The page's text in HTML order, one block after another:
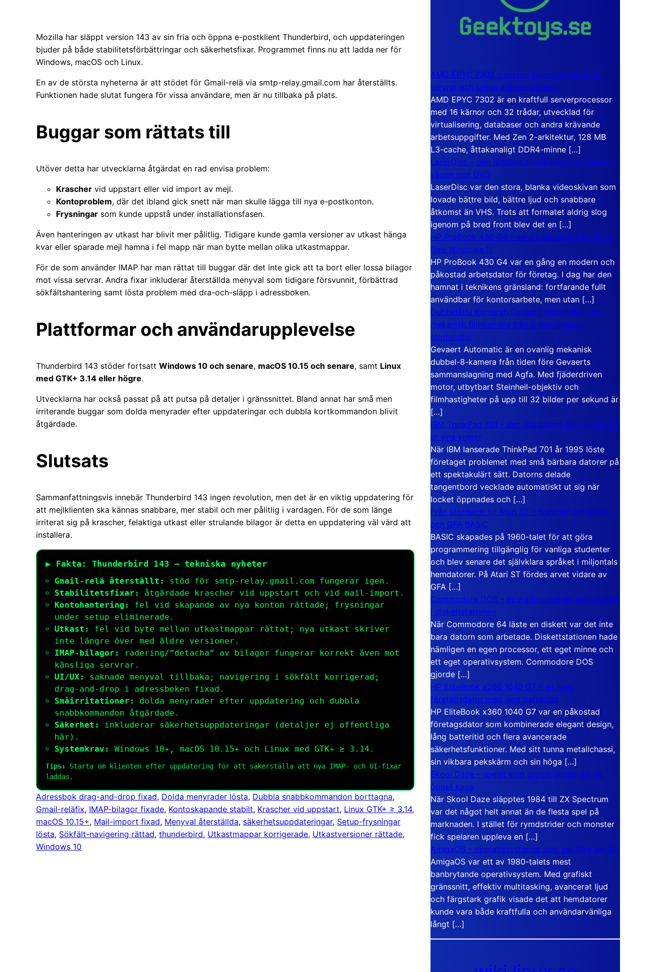
Mozilla har släppt version 143 av sin fria och öppna e-postklient Thunderbird, och uppdateringen
bjuder på både stabilitetsförbättringar och säkerhetsfixar. Programmet finns nu att ladda ner för
Windows, macOS och Linux.
En av de största nyheterna är att stödet för Gmail-relä via smtp-relay.gmail.com har återställts.
Funktionen hade slutat fungera för vissa användare, men är nu tillbaka på plats.
Buggar som rättats till
Utöver detta har utvecklarna åtgärdat en rad envisa problem:
Krascher vid uppstart eller vid import av mejl.
Kontoproblem, där det ibland gick snett när man skulle lägga till nya e-postkonton.
Frysningar som kunde uppstå under installationsfasen.
Även hanteringen av utkast har blivit mer pålitlig. Tidigare kunde gamla versioner av utkast hänga
kvar eller sparade mejl hamna i fel mapp när man bytte mellan olika utkastmappar.
För de som använder IMAP har man rättat till buggar där det inte gick att ta bort eller lossa bilagor
mot vissa servrar. Andra fixar inkluderar återställda menyval som tidigare försvunnit, förbättrad
sökfältshantering samt lösta problem med dra-och-släpp i adressboken.
Plattformar och användarupplevelse
Thunderbird 143 stöder fortsatt Windows 10 och senare, macOS 10.15 och senare, samt Linux
med GTK+ 3.14 eller högre.
Utvecklarna har också passat på att putsa på detaljer i gränssnittet. Bland annat har små men
irriterande buggar som dolda menyrader efter uppdateringar och dubbla kortkommandon blivit
åtgärdade.
Slutsats
Sammanfattningsvis innebär Thunderbird 143 ingen revolution, men det är en viktig uppdatering för
att mejlklienten ska kännas snabbare, mer stabil och mer pålitlig i vardagen. För de som länge
irriterat sig på krascher, felaktiga utkast eller strulande bilagor är detta en uppdatering väl värd att
installera.
▶ Fakta: Thunderbird 143 – tekniska nyheter
Gmail-relä återställt: stöd för smtp-relay.gmail.com fungerar igen.
Stabilitetsfixar:
åtgärdade krascher vid uppstart och vid mail-import.
Kontohantering:
fel vid skapande av nya konton rättade; frysningar
under setup eliminerade.
Utkast:
fel vid byte mellan utkastmappar rättat; nya utkast skriver
inte längre över med äldre versioner.
IMAP-bilagor:
radering/”detacha” av bilagor fungerar korrekt även mot
känsliga servrar.
UI/UX:
saknade menyval tillbaka; navigering i sökfält korrigerad;
drag-and-drop i adressboken fixad.
Småirritationer:
dolda menyrader efter uppdatering och dubbla
snabbkommandon åtgärdade.
Säkerhet:
inkluderar säkerhetsuppdateringar (detaljer ej offentliga
här).
Systemkrav:
Windows 10+, macOS 10.15+ och Linux med GTK+ ≥ 3.14.
Tips:
Starta om klienten efter uppdatering för att säkerställa att nya IMAP- och UI-fixar
laddas.
Adressbok drag-and-drop fixad, Dolda menyrader lösta, Dubbla snabbkommandon borttagna
Gmail-reläfix, IMAP-bilagor fixade, Kontoskapande stabilt, Krascher vid uppstart, Linux GTK+ ≥ 3.14
macOS 10.15+, Mail-import fixad, Menyval återställda, säkerhetsuppdateringar, Setup-frysningar
lösta, Sökfält-navigering rättad, thunderbird, Utkastmappar korrigerade, Utkastversioner rättade
Windows 10
AMD EPYC 7302 – sexton kärnor byggda för
servrar och tunga arbetsstationer
AMD EPYC 7302 är en kraftfull serverprocessor
med 16 kärnor och 32 trådar, utvecklad för
virtualisering, databaser och andra krävande
arbetsuppgifter. Med Zen 2-arkitektur, 128 MB
L3-cache, åttakanaligt DDR4-minne […]
LaserDisc – den jättelika filmskivan som visade
vägen mot DVD
LaserDisc var den stora, blanka videoskivan som
lovade bättre bild, bättre ljud och snabbare
åtkomst än VHS. Trots att formatet aldrig slog
igenom på bred front blev det en […]
HP ProBook 430 G4 – en arbetsdator från tiden
före Windows 11
HP ProBook 430 G4 var en gång en modern och
påkostad arbetsdator för företag. I dag har den
hamnat i teknikens gränsland: fortfarande fullt
användbar för kontorsarbete, men utan […]
Dubbelåtta Kameran Gevaert Automatic – en
mekanisk filmkamera från 8 mm-filmens
storhetstid
Gevaert Automatic är en ovanlig mekanisk
dubbel-8-kamera från tiden före Gevaerts
sammanslagning med Agfa. Med fjäderdriven
motor, utbytbart Steinheil-objektiv och
filmhastigheter på upp till 32 bilder per sekund är
[…]
IBM ThinkPad 701 – den lilla datorn som vecklade
ut sina vingar
När IBM lanserade ThinkPad 701 år 1995 löste
företaget problemet med små bärbara datorer på
ett spektakulärt sätt. Datorns delade
tangentbord vecklade automatiskt ut sig när
locket öppnades och […]
Från stordator till Atari ST – historien om BASIC
och GFA BASIC
BASIC skapades på 1960-talet för att göra
programmering tillgänglig för vanliga studenter
och blev senare det självklara språket i miljontals
hemdatorer. På Atari ST fördes arvet vidare av
GFA […]
Commodore DOS – operativsystemet som bodde
i diskettstationen
När Commodore 64 läste en diskett var det inte
bara datorn som arbetade. Diskettstationen hade
nämligen en egen processor, ett eget minne och
ett eget operativsystem. Commodore DOS
gjorde […]
HP EliteBook x360 1040 G7 – en lyxig
företagsdator med lång batteritid
HP EliteBook x360 1040 G7 var en påkostad
företagsdator som kombinerade elegant design,
lång batteritid och flera avancerade
säkerhetsfunktioner. Med sitt tunna metallchassi,
sin vikbara pekskärm och sin höga […]
Skool Daze – spelet som gjorde skolan till ett
öppet kaos
När Skool Daze släpptes 1984 till ZX Spectrum
var det något helt annat än de flesta spel på
marknaden. I stället för rymdstrider och monster
fick spelaren uppleva en […]
AmigaOS – operativsystemet som var före sin tid
AmigaOS var ett av 1980-talets mest
banbrytande operativsystem. Med grafiskt
gränssnitt, effektiv multitasking, avancerat ljud
och färgstark grafik visade det att hemdatorer
kunde vara både kraftfulla och användarvänliga
långt […]